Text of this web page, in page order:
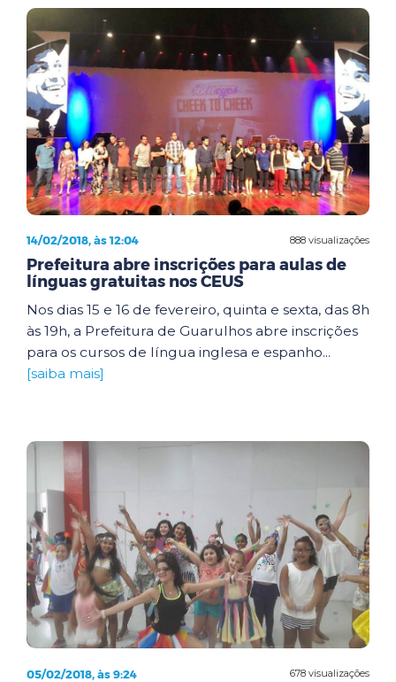
888 visualizações
14/02/2018, às 12:04
Prefeitura abre inscrições para aulas de
línguas gratuitas nos CEUS
Nos dias 15 e 16 de fevereiro, quinta e sexta, das 8h
às 19h, a Prefeitura de Guarulhos abre inscrições
para os cursos de língua inglesa e espanho...
[saiba mais]
678 visualizações
05/02/2018, às 9:24